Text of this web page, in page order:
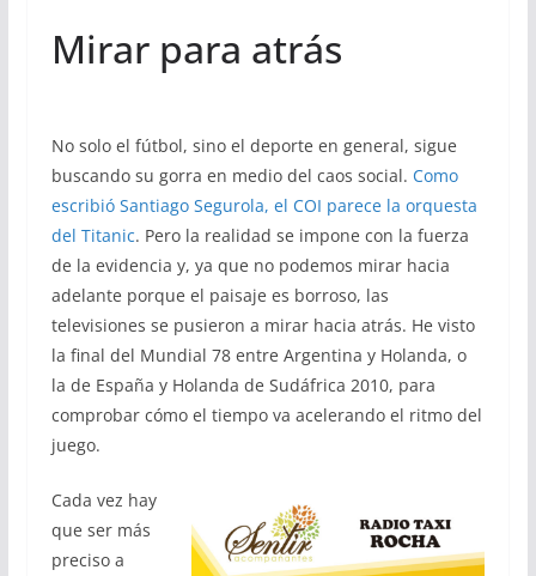
Mirar para atrás
No solo el fútbol, sino el deporte en general, sigue
buscando su gorra en medio del caos social. Como
escribió Santiago Segurola, el COI parece la orquesta
del Titanic. Pero la realidad se impone con la fuerza
de la evidencia y, ya que no podemos mirar hacia
adelante porque el paisaje es borroso, las
televisiones se pusieron a mirar hacia atrás. He visto
la final del Mundial 78 entre Argentina y Holanda, o
la de España y Holanda de Sudáfrica 2010, para
comprobar cómo el tiempo va acelerando el ritmo del
juego.
Cada vez hay
que ser más
preciso a